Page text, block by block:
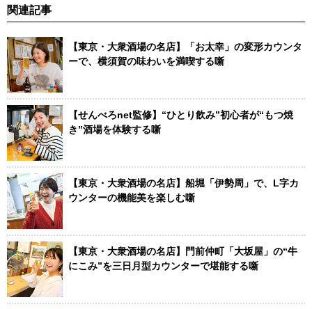
関連記事
【東京・大衆酒場の名店】「お太幸」の変形カウンタ
ーで、横須賀の味わいを満喫する噺
【せんべろnet監修】“ひとり飲み”初心者が“もつ焼
き”酒場を体験する噺
【東京・大衆酒場の名店】船堀「伊勢周」で、L字カ
ウンターの機能美を楽しむ噺
【東京・大衆酒場の名店】門前仲町「大坂屋」の“牛
にこみ”を三日月型カウンターで堪能する噺